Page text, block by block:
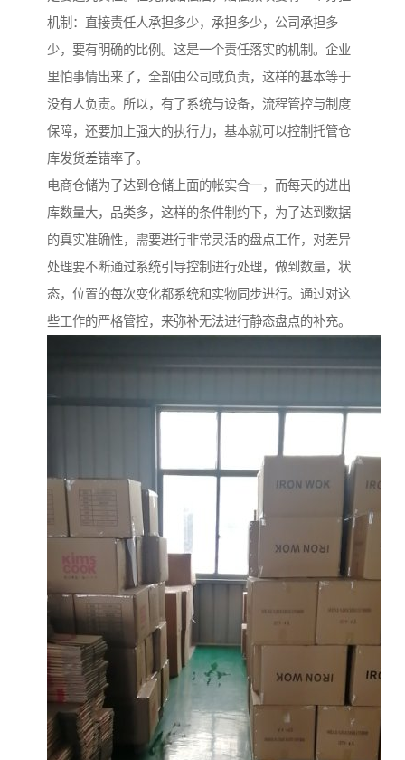
机制：直接责任人承担多少，承担多少，公司承担多
少，要有明确的比例。这是一个责任落实的机制。企业
里怕事情出来了，全部由公司或负责，这样的基本等于
没有人负责。所以，有了系统与设备，流程管控与制度
保障，还要加上强大的执行力，基本就可以控制托管仓
库发货差错率了。
电商仓储为了达到仓储上面的帐实合一，而每天的进出
库数量大，品类多，这样的条件制约下，为了达到数据
的真实准确性，需要进行非常灵活的盘点工作，对差异
处理要不断通过系统引导控制进行处理，做到数量，状
态，位置的每次变化都系统和实物同步进行。通过对这
些工作的严格管控，来弥补无法进行静态盘点的补充。